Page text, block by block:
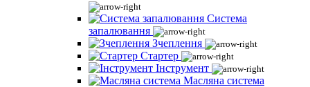
Система
запалювання
Зчеплення
Стартер
Інструмент
Масляна система